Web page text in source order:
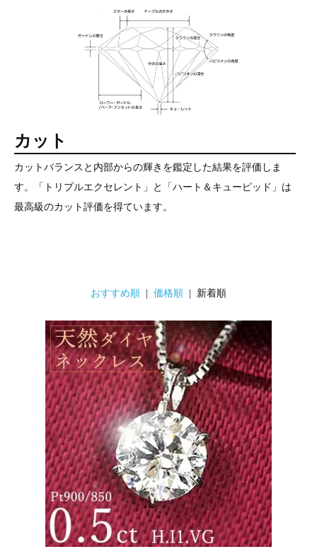
カット
カットバランスと内部からの輝きを鑑定した結果を評価しま
す。「トリプルエクセレント」と「ハート＆キューピッド」は
最高級のカット評価を得ています。
おすすめ順 価格順 | 新着順